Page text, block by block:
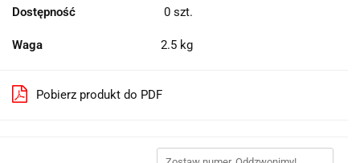
Dostępność 0 szt.
Waga 2.5 kg
Pobierz produkt do PDF